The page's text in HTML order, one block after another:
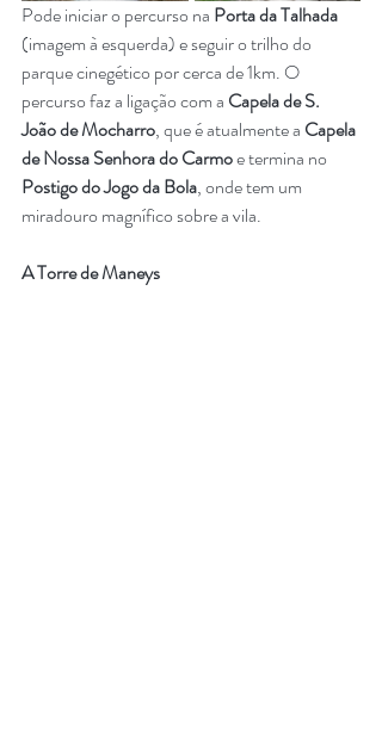
Pode iniciar o percurso na Porta da Talhada
(imagem à esquerda) e seguir o trilho do
parque cinegético por cerca de 1km. O
percurso faz a ligação com a Capela de S.
João de Mocharro, que é atualmente a Capela
de Nossa Senhora do Carmo e termina no
Postigo do Jogo da Bola, onde tem um
miradouro magnífico sobre a vila.
A Torre de Maneys